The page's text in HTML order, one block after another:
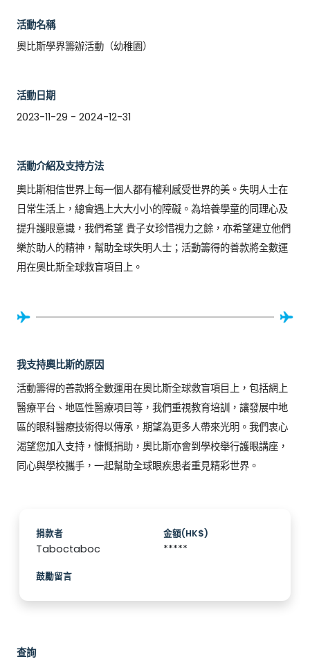
活動名稱
奧比斯學界籌辦活動（幼稚園）
活動日期
2023-11-29 - 2024-12-31
活動介紹及支持方法
奧比斯相信世界上每一個人都有權利感受世界的美。失明人士在
日常生活上，總會遇上大大小小的障礙。為培養學童的同理心及
提升護眼意識，我們希望 貴子女珍惜視力之餘，亦希望建立他們
樂於助人的精神，幫助全球失明人士；活動籌得的善款將全數運
用在奧比斯全球救盲項目上。
我支持奧比斯的原因
活動籌得的善款將全數運用在奧比斯全球救盲項目上，包括網上
醫療平台、地區性醫療項目等，我們重視教育培訓，讓發展中地
區的眼科醫療技術得以傳承，期望為更多人帶來光明。我們衷心
渴望您加入支持，慷慨捐助，奧比斯亦會到學校舉行護眼講座，
同心與學校攜手，一起幫助全球眼疾患者重見精彩世界。
捐款者
Taboctaboc
金額(HK$)
*****
鼓勵留言
查詢